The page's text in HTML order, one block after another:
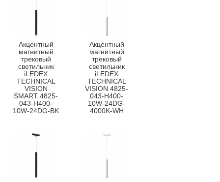
Акцентный
магнитный
трековый
светильник
iLEDEX
TECHNICAL
VISION
SMART 4825-
043-H400-
10W-24DG-BK
Акцентный
магнитный
трековый
светильник
iLEDEX
TECHNICAL
VISION 4825-
043-H400-
10W-24DG-
4000K-WH